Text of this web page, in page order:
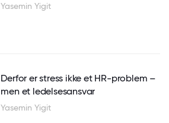
Yasemin Yigit
Derfor er stress ikke et HR-problem –
men et ledelsesansvar
Yasemin Yigit